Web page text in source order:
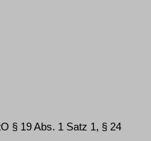
§ 19 Abs. 1 Satz 1, § 24